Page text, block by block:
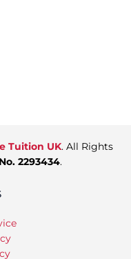
Tuition UK. All Rights
2293434.